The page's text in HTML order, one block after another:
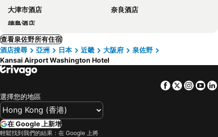
大津市酒店
奈良酒店
德島酒店
查看泉佐野所有住宿
酒店搜尋
亞洲 日本 近畿 大阪府
泉佐野
Kansai Airport Washington Hotel
Facebook
Twitter
選擇您的地區
在 Google 上新增
輕鬆找到我們的結果：在 Google 上將